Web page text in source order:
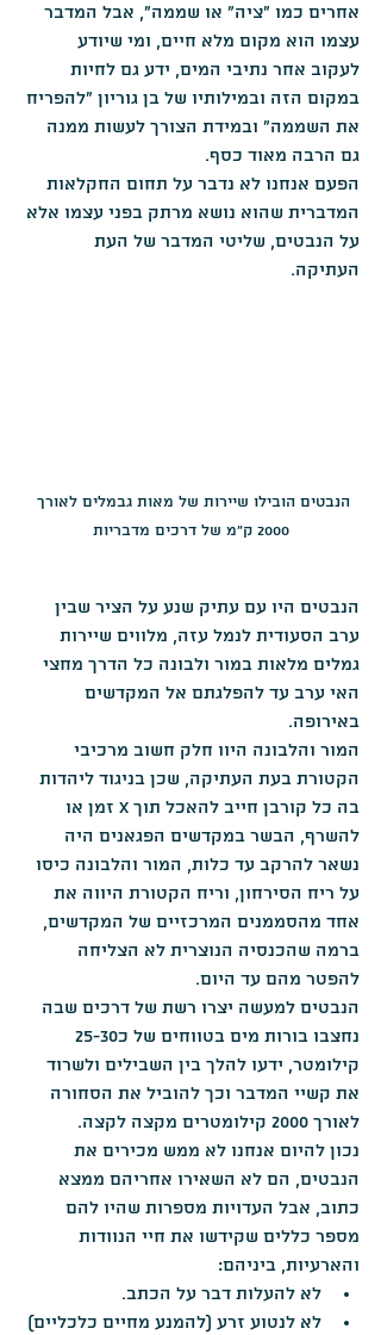
אחרים כמו "ציה" או שממה", אבל המדבר
עצמו הוא מקום מלא חיים, ומי שיודע
לעקוב אחר נתיבי המים, ידע גם לחיות
במקום הזה ובמילותיו של בן גוריון "להפריח
את השממה" ובמידת הצורך לעשות ממנה
גם הרבה מאוד כסף.
הפעם אנחנו לא נדבר על תחום החקלאות
המדברית שהוא נושא מרתק בפני עצמו אלא
על הנבטים, שליטי המדבר של העת
העתיקה.
הנבטים הובילו שיירות של מאות גבמלים לאורך
2000 ק"מ של דרכים מדבריות
הנבטים היו עם עתיק שנע על הציר שבין
ערב הסעודית לנמל עזה, מלווים שיירות
גמלים מלאות במור ולבונה כל הדרך מחצי
האי ערב עד להפלגתם אל המקדשים
באירופה.
המור והלבונה היוו חלק חשוב מרכיבי
הקטורת בעת העתיקה, שכן בניגוד ליהדות
בה כל קורבן חייב להאכל תוך X זמן או
להשרף, הבשר במקדשים הפגאנים היה
נשאר להרקב עד כלות, המור והלבונה כיסו
על ריח הסירחון, וריח הקטורת היווה את
אחד מהסממנים המרכזיים של המקדשים,
ברמה שהכנסיה הנוצרית לא הצליחה
להפטר מהם עד היום.
הנבטים למעשה יצרו רשת של דרכים שבה
קילומטר, ידעו להלך בין השבילים ולשרוד
את קשיי המדבר וכך להוביל את הסחורה
לאורך 2000 קילומטרים מקצה לקצה.
נכון להיום אנחנו לא ממש מכירים את
הנבטים, הם לא השאירו אחריהם ממצא
כתוב, אבל העדויות מספרות שהיו להם
מספר כללים שקידשו את חיי הנוודות
והארעיות, ביניהם:
לא להעלות דבר על הכתב.
לא לנטוע זרע (להמנע מחיים כלכליים)